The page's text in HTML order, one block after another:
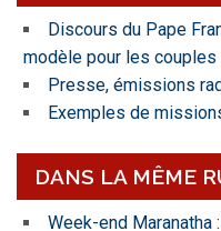
Discours du Pape
modèle pour les couples
Presse, émissions
Exemples de
DANS LA MÊME
Week-end Maranatha